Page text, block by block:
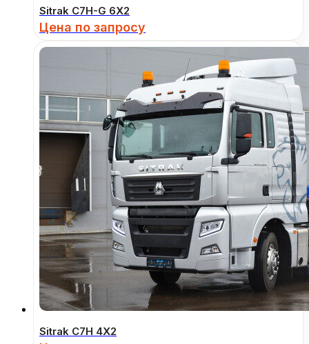
Sitrak C7H-G 6Х2
Цена по запросу
Sitrak C7H 4Х2